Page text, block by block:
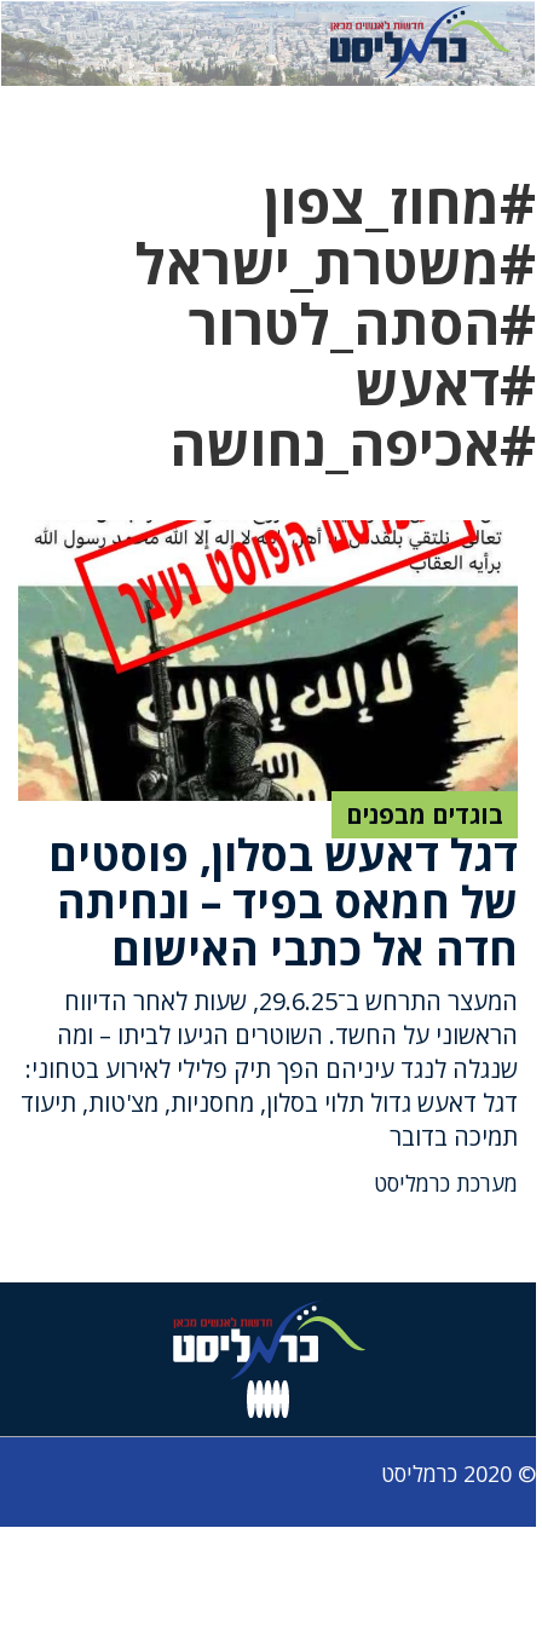
לחץ
כאן
לחץ
כדי
#מחוז_צפון
#משטרת_ישראל
#הסתה_לטרור
#דאעש
#אכיפה_נחושה
בוגדים מבפנים
דגל דאעש בסלון, פוסטים
של חמאס בפיד – ונחיתה
חדה אל כתבי האישום
המעצר התרחש ב־29.6.25, שעות לאחר הדיווח
הראשוני על החשד. השוטרים הגיעו לביתו – ומה
שנגלה לנגד עיניהם הפך תיק פלילי לאירוע בטחוני:
דגל דאעש גדול תלוי בסלון, מחסניות, מצ'טות, תיעוד
תמיכה בדובר
מערכת כרמליסט
© 2020 כרמליסט